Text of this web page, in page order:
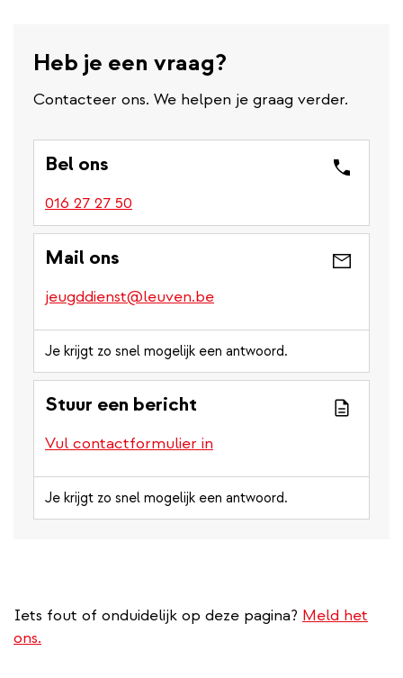
Heb je een vraag?
Contacteer ons. We helpen je graag verder.
Bel ons
016 27 27 50
Mail ons
jeugddienst@leuven.be
Je krijgt zo snel mogelijk een antwoord.
Stuur een bericht
Vul contactformulier in
Je krijgt zo snel mogelijk een antwoord.
Iets fout of onduidelijk op deze pagina? Meld het
ons.